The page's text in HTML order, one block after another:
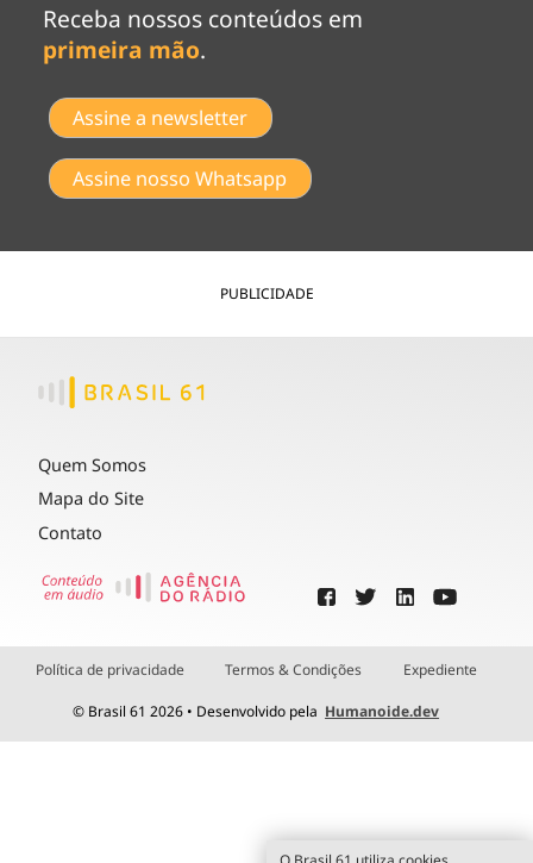
Receba nossos conteúdos em
primeira mão.
Assine a newsletter
Assine nosso Whatsapp
PUBLICIDADE
Quem Somos
Mapa do Site
Contato
Política de privacidade Termos & Condições Expediente
© Brasil 61 2026 • Desenvolvido pela Humanoide.dev